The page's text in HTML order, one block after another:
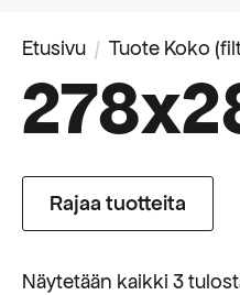
Etusivu Tuote Koko
Rajaa tuotteita
Näytetään kaikki 3